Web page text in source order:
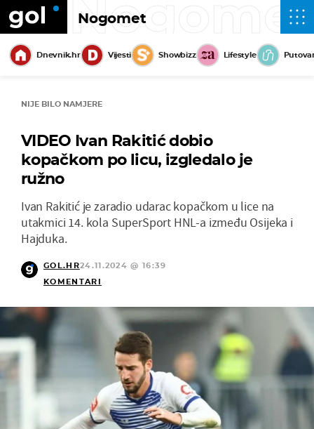
Nogomet
Dnevnik.hr Vijesti Showbizz Lifestyle
NIJE BILO NAMJERE
VIDEO Ivan Rakitić dobio
kopačkom po licu, izgledalo je
ružno
Ivan Rakitić je zaradio udarac kopačkom u lice na
utakmici 14. kola SuperSport HNL-a između Osijeka i
Hajduka.
GOL.HR24.11.2024 @ 16:39
KOMENTARI